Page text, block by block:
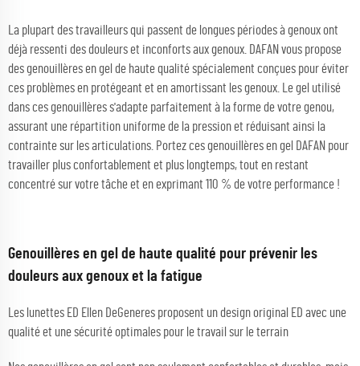
La plupart des travailleurs qui passent de longues périodes à genoux ont
déjà ressenti des douleurs et inconforts aux genoux. DAFAN vous propose
des genouillères en gel de haute qualité spécialement conçues pour éviter
ces problèmes en protégeant et en amortissant les genoux. Le gel utilisé
dans ces genouillères s'adapte parfaitement à la forme de votre genou,
assurant une répartition uniforme de la pression et réduisant ainsi la
contrainte sur les articulations. Portez ces genouillères en gel DAFAN pour
travailler plus confortablement et plus longtemps, tout en restant
concentré sur votre tâche et en exprimant 110 % de votre performance !
Genouillères en gel de haute qualité pour prévenir les
douleurs aux genoux et la fatigue
Les lunettes ED Ellen DeGeneres proposent un design original ED avec une
qualité et une sécurité optimales pour le travail sur le terrain